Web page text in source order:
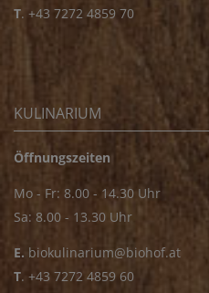
T. +43 7272 4859 70
KULINARIUM
Öffnungszeiten
Mo - Fr: 8.00 - 14.30 Uhr
Sa: 8.00 - 13.30 Uhr
E. biokulinarium@biohof.at
T. +43 7272 4859 60